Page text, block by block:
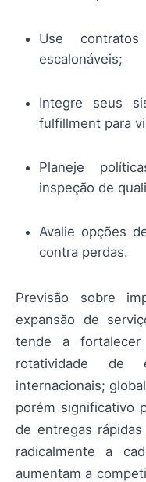
Use
escalonáveis;
Integre seus
fulfillment para
Planeje
inspeção de
Avalie opções
contra perdas.
Previsão sobre
expansão de
tende a
rotatividade de
internacionais;
porém significativo
de entregas
radicalmente a
aumentam a